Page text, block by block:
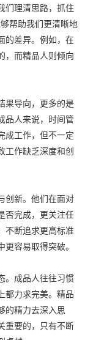
们理清思路，抓住
帮助我们更清晰地
的差异。例如，在
，而精品人则倾向
果导向，更多的是
品人来说，时间管
成工作，但不一定
工作缺乏深度和创
创新。他们在面对
否完成，更关注任
不断追求更高标准
容易取得突破。
。成品人往往习惯
都力求完美。精品
的精力去深入思
重要的，只有不断